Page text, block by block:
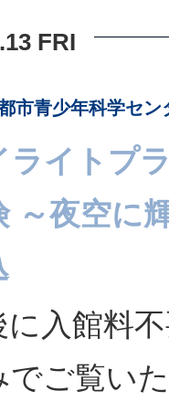
FRI
市青少年科学セン
ライトプ
～夜空
に入館料
でご覧い